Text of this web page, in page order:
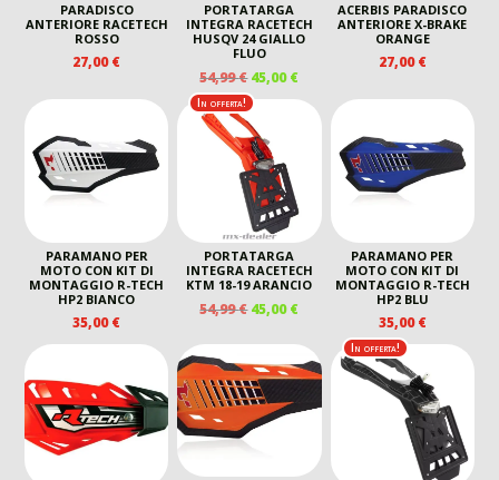
PARADISCO
ANTERIORE RACETECH
ROSSO
27,00€
PORTATARGA
INTEGRA RACETECH
HUSQV 24 GIALLO
FLUO
54,99€ IL
PREZZO
ORIGINALE
ERA:
54,99 €.
45,00€IL
ATTUALE
45,00 €.
ACERBIS PARADISCO
ANTERIORE X-BRAKE
ORANGE
27,00€
PARAMANO PER
MOTO CON KIT DI
MONTAGGIO R-TECH
HP2 BIANCO
35,00€
In offerta!
PORTATARGA
INTEGRA RACETECH
KTM 18-19 ARANCIO
54,99€ IL
ORIGINALE
ERA:
54,99 €.
45,00€IL
ATTUALE
È:
PARAMANO PER
MOTO CON KIT DI
MONTAGGIO R-TECH
HP2 BLU
35,00€
In offerta!